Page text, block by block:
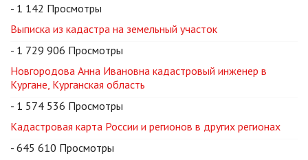
- 1 142 Просмотры
Выписка из кадастра на земельный участок
- 1 729 906 Просмотры
Новгородова Анна Ивановна кадастровый инженер в
Кургане, Курганская область
- 1 574 536 Просмотры
Кадастровая карта России и регионов в других регионах
- 645 610 Просмотры